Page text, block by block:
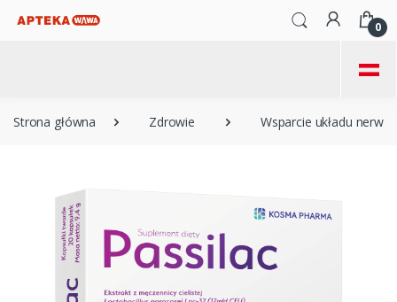
0
=
Strona główna Zdrowie Wsparcie układu